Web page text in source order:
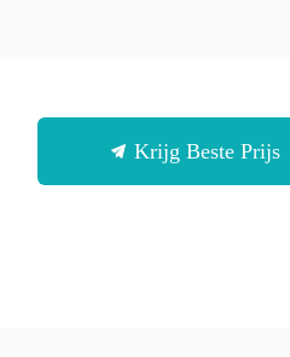
Krijg Beste Prijs